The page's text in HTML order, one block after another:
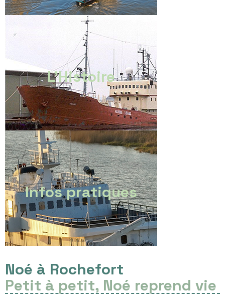
L'Histoire
Infos pratiques
Noé à Rochefort
Petit à petit, Noé reprend vie